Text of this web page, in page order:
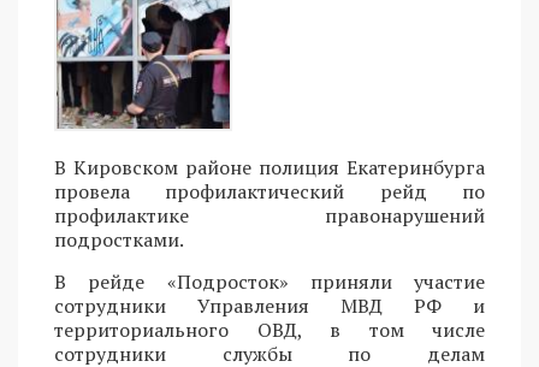
В Кировском районе полиция Екатеринбурга
провела профилактический рейд по
профилактике правонарушений
подростками.
В рейде «Подросток» приняли участие
сотрудники Управления МВД РФ и
территориального ОВД, в том числе
сотрудники службы по делам